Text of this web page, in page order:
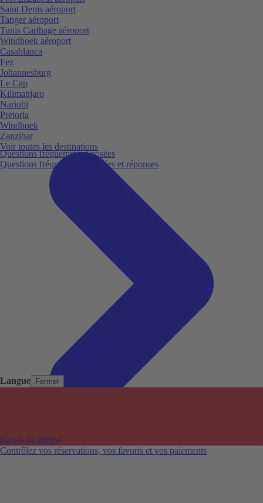
Langue Fermer
Questions fréquemment posées
Questions fréquemment posées et réponses
Fais le toi-même
Contrôlez vos réservations, vos favoris et vos paiements
Saint Denis aéroport
Tanger aéroport
Tunis Carthage aéroport
Windhoek aéroport
Casablanca
Fez
Johannesburg
Le Cap
Kilimanjaro
Nariobi
Pretoria
Windhoek
Zanzibar
Voir toutes les destinations
Aéroports populaires
Villes populaires
Australie